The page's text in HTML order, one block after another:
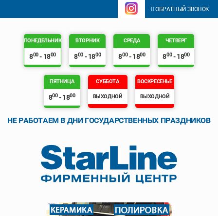
ОБРАТНЫЙ ЗВОНОК
ПОНЕДЕЛЬНИК
800- 1800
ВТОРНИК
800 - 1800
СРЕДА
800- 1800
ЧЕТВЕРГ
800- 1800
ПЯТНИЦА
800- 1800
СУББОТА
ВЫХОДНОЙ
ВОСКРЕСЕНЬЕ
ВЫХОДНОЙ
НЕ РАБОТАЕМ В ДНИ ГОСУДАРСТВЕННЫХ ПРАЗДНИКОВ